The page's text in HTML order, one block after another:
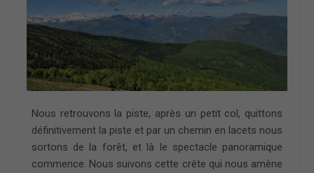
Nous retrouvons la piste, après un petit col, quittons
définitivement la piste et par un chemin en lacets nous
sortons de la forêt, et là le spectacle panoramique
commence. Nous suivons cette crête qui nous amène